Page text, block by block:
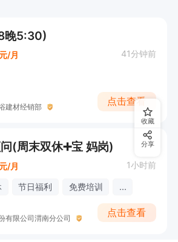
松友好，人人可试】​
不限、经验不限，零基础小
户认真负责；​
，积极好学，服从团队安排，想
踏实发展；​
欢摄影、擅长线上沟通者优先，
培养！​
诚意招人，拒绝套路】​
二固定休息，月休稳定，告别随
晚5:30)
元/月 41分钟前
建材经销部
点击查看
(周末双休➕宝 妈岗)
元/月 1小时前
节日福利 免费培训 ...
有限公司渭南分公司
点击查看
收藏
分享